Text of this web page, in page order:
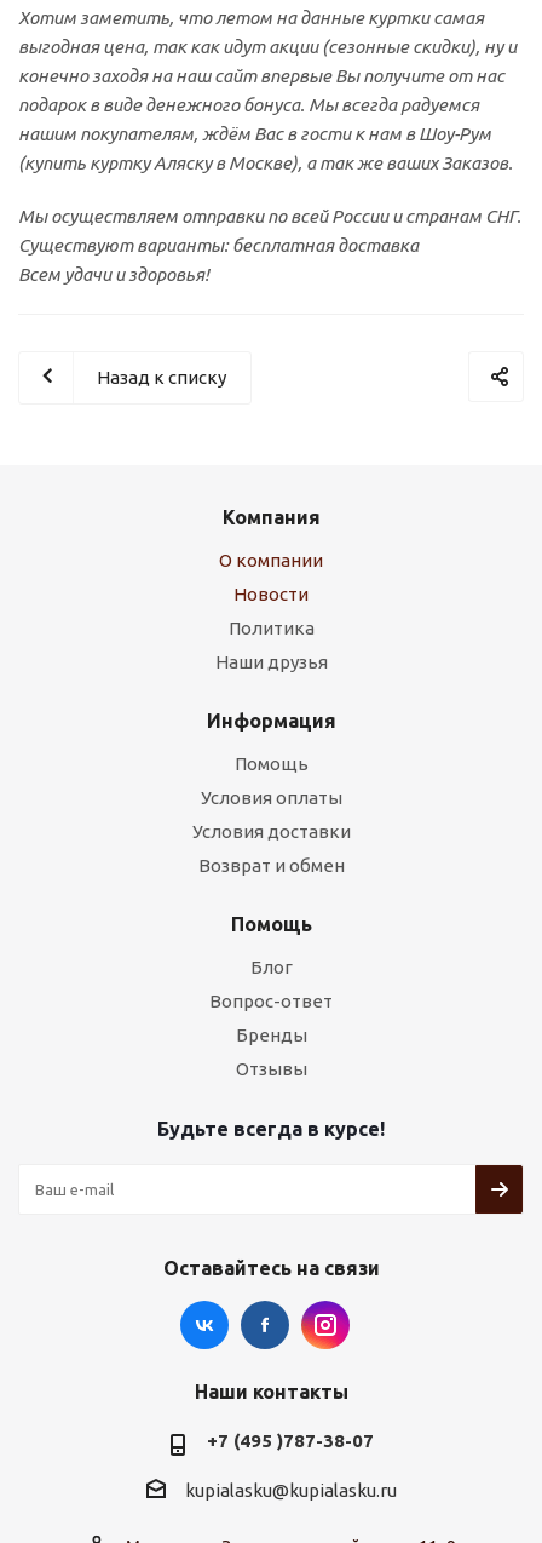
Хотим заметить, что летом на данные куртки самая
выгодная цена, так как идут акции (сезонные скидки), ну и
конечно заходя на наш сайт впервые Вы получите от нас
подарок в виде денежного бонуса. Мы всегда радуемся
нашим покупателям, ждём Вас в гости к нам в Шоу-Рум
(купить куртку Аляску в Москве), а так же ваших Заказов.
Мы осуществляем отправки по всей России и странам СНГ.
Существуют варианты: бесплатная доставка
Всем удачи и здоровья!
Назад к списку
Компания
О компании
Новости
Политика
Наши друзья
Информация
Помощь
Условия оплаты
Условия доставки
Возврат и обмен
Помощь
Блог
Вопрос-ответ
Бренды
Отзывы
Будьте всегда в курсе!
Оставайтесь на связи
Наши контакты
+7 (495 )787-38-07
kupialasku@kupialasku.ru